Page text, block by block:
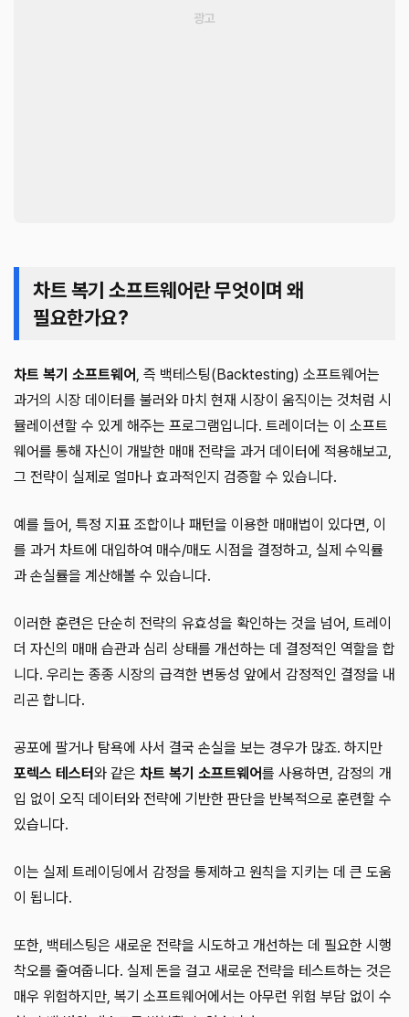
차트 복기 소프트웨어란 무엇이며 왜
필요한가요?
차트 복기 소프트웨어, 즉 백테스팅(Backtesting) 소프트웨어는
과거의 시장 데이터를 불러와 마치 현재 시장이 움직이는 것처럼 시
뮬레이션할 수 있게 해주는 프로그램입니다. 트레이더는 이 소프트
웨어를 통해 자신이 개발한 매매 전략을 과거 데이터에 적용해보고,
그 전략이 실제로 얼마나 효과적인지 검증할 수 있습니다.
예를 들어, 특정 지표 조합이나 패턴을 이용한 매매법이 있다면, 이
를 과거 차트에 대입하여 매수/매도 시점을 결정하고, 실제 수익률
과 손실률을 계산해볼 수 있습니다.
이러한 훈련은 단순히 전략의 유효성을 확인하는 것을 넘어, 트레이
더 자신의 매매 습관과 심리 상태를 개선하는 데 결정적인 역할을 합
니다. 우리는 종종 시장의 급격한 변동성 앞에서 감정적인 결정을 내
리곤 합니다.
공포에 팔거나 탐욕에 사서 결국 손실을 보는 경우가 많죠. 하지만
포렉스 테스터와 같은 차트 복기 소프트웨어를 사용하면, 감정의 개
입 없이 오직 데이터와 전략에 기반한 판단을 반복적으로 훈련할 수
있습니다.
이는 실제 트레이딩에서 감정을 통제하고 원칙을 지키는 데 큰 도움
이 됩니다.
또한, 백테스팅은 새로운 전략을 시도하고 개선하는 데 필요한 시행
착오를 줄여줍니다. 실제 돈을 걸고 새로운 전략을 테스트하는 것은
매우 위험하지만, 복기 소프트웨어에서는 아무런 위험 부담 없이 수